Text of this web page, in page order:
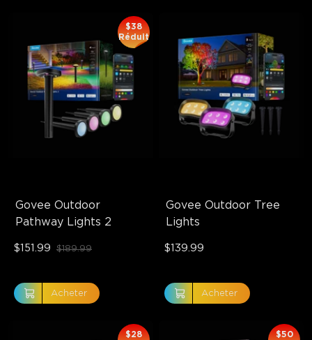
Govee Outdoor
Pathway Lights 2
$38
Réduit
$151.99 $189.99
Acheter
Govee Outdoor Tree
Lights
$139.99
Acheter
$28
$50